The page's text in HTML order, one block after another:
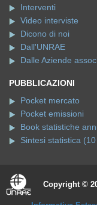
Interventi
Video interviste
Dicono di noi
Dall'UNRAE
Dalle Aziende
PUBBLICAZIONI
Pocket mercato
Pocket emissioni
Book statistiche
Sintesi statistica
Copyright ©